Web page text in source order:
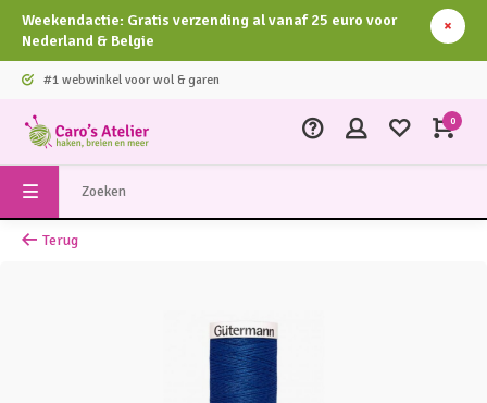
Weekendactie: Gratis verzending al vanaf 25 euro voor
Nederland & Belgie
#1 webwinkel voor wol & garen
0
Terug